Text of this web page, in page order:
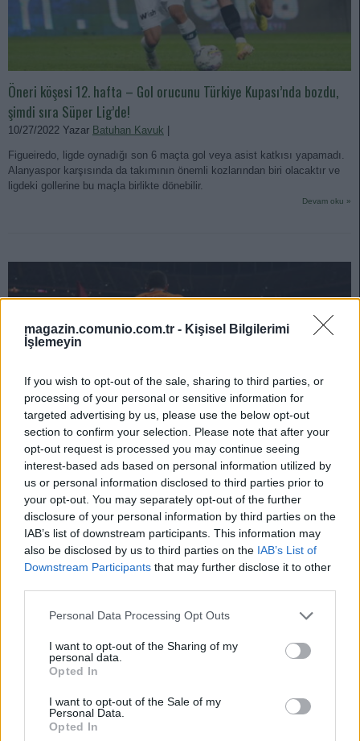
magazin.comunio.com.tr - Kişisel Bilgilerimi
İşlemeyin
If you wish to opt-out of the sale, sharing to third parties, or
processing of your personal or sensitive information for
targeted advertising by us, please use the below opt-out
section to confirm your selection. Please note that after your
opt-out request is processed you may continue seeing
interest-based ads based on personal information utilized by
us or personal information disclosed to third parties prior to
your opt-out. You may separately opt-out of the further
disclosure of your personal information by third parties on the
IAB’s list of downstream participants. This information may
also be disclosed by us to third parties on the IAB’s List of
Downstream Participants that may further disclose it to other
Please note that this website/app uses one or more Google
not limited to your visit or usage behaviour. You may click to
grant or deny consent to Google and its third-party tags to
use your data for below specified purposes in below Google
consent section.
Personal Data Processing Opt Outs
I want to opt-out of the Sharing of my
personal data.
Opted In
I want to opt-out of the Sale of my
Personal Data.
Opted In
Öneri köşesi 12. hafta – Gol orucunu Türkiye Kupası’nda bozdu,
şimdi sıra Süper Lig’de!
10/27/2022 Yazar Batuhan Kavuk |
Figueiredo, ligde oynadığı son 6 maçta gol veya asist katkısı yapamadı.
Alanyaspor karşısında da takımının önemli kozlarından biri olacaktır ve
ligdeki gollerine bu maçla birlikte dönebilir.
Devam oku »
Öneri köşesi 8. hafta – Kalite kalıcıdır! Hazırlık maçındaki oyunu
ile kendine yine hayran bıraktı.
09/29/2022 Yazar Batuhan Kavuk |
Hazırlık maçına ilk on birde başlayan Juan Mata, oyunu kuruşu, anahtar